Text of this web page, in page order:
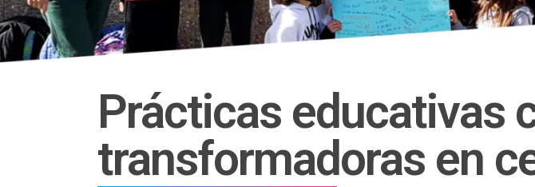
Prácticas educativas
transformadoras en